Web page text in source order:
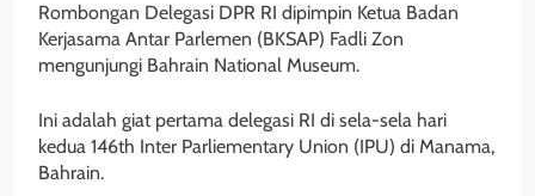
Rombongan Delegasi DPR RI dipimpin Ketua Badan
Kerjasama Antar Parlemen (BKSAP) Fadli Zon
mengunjungi Bahrain National Museum.
Ini adalah giat pertama delegasi RI di sela-sela hari
kedua 146th Inter Parliementary Union (IPU) di Manama,
Bahrain.